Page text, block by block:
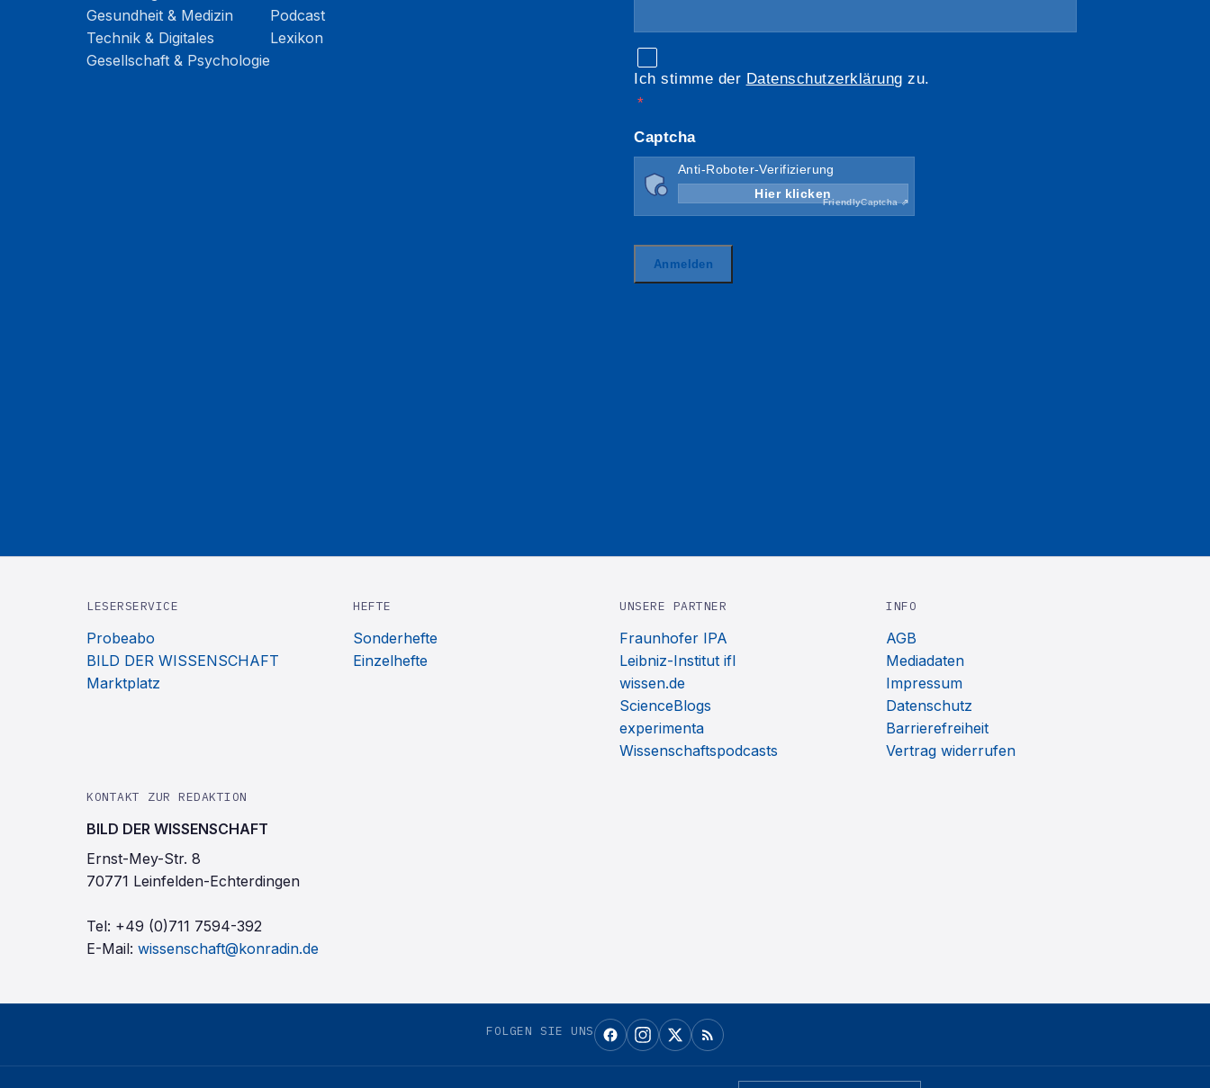
Gesundheit & Medizin
Technik & Digitales
Gesellschaft & Psychologie
Podcast
Lexikon
LESERSERVICE
Probeabo
BILD DER WISSENSCHAFT
Marktplatz
HEFTE
Sonderhefte
Einzelhefte
UNSERE PARTNER
Fraunhofer IPA
Leibniz-Institut ifl
wissen.de
ScienceBlogs
experimenta
Wissenschaftspodcasts
INFO
AGB
Mediadaten
Impressum
Datenschutz
Barrierefreiheit
Vertrag widerrufen
KONTAKT ZUR REDAKTION
BILD DER WISSENSCHAFT
Ernst-Mey-Str. 8
70771 Leinfelden-Echterdingen
Tel: +49 (0)711 7594-392
E-Mail: wissenschaft@konradin.de
FOLGEN SIE UNS